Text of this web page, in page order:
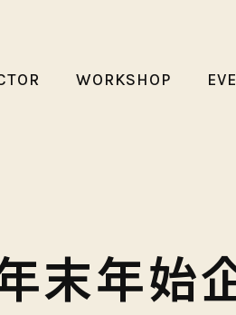
WORKSHOP
末年始